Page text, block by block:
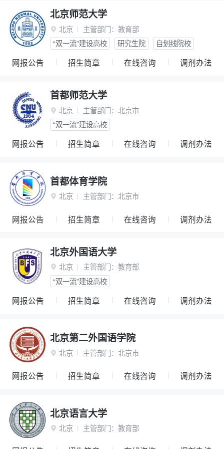
北京师范大学
 北京 主管部门： 教育部
“双一流”建设高校
研究生院 自划线院校
网报公告 招生简章 在线咨询 调剂办法
首都师范大学
 北京 主管部门： 北京市
“双一流”建设高校
网报公告 招生简章 在线咨询 调剂办法
首都体育学院
 北京 主管部门： 北京市
网报公告 招生简章 在线咨询 调剂办法
北京外国语大学
 北京 主管部门： 教育部
“双一流”建设高校
网报公告 招生简章 在线咨询 调剂办法
北京第二外国语学院
 北京 主管部门： 北京市
网报公告 招生简章 在线咨询 调剂办法
北京语言大学
 北京 主管部门： 教育部